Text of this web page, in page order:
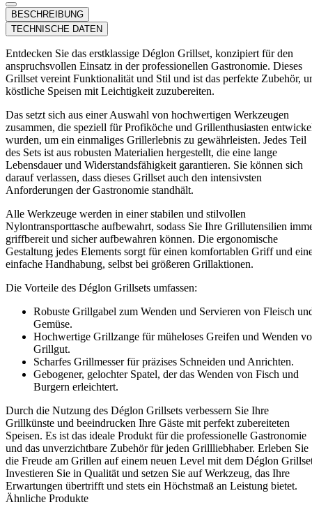
BESCHREIBUNG
TECHNISCHE DATEN
Entdecken Sie das erstklassige Déglon Grillset, konzipiert für den
anspruchsvollen Einsatz in der professionellen Gastronomie. Dieses
Grillset vereint Funktionalität und Stil und ist das perfekte Zubehör,
köstliche Speisen mit Leichtigkeit zuzubereiten.
Das setzt sich aus einer Auswahl von hochwertigen Werkzeugen
zusammen, die speziell für Profiköche und Grillenthusiasten
wurden, um ein einmaliges Grillerlebnis zu gewährleisten. Jedes Teil
des Sets ist aus robusten Materialien hergestellt, die eine lange
Lebensdauer und Widerstandsfähigkeit garantieren. Sie können sich
darauf verlassen, dass dieses Grillset auch den intensivsten
Anforderungen der Gastronomie standhält.
Alle Werkzeuge werden in einer stabilen und stilvollen
Nylontransporttasche aufbewahrt, sodass Sie Ihre Grillutensilien
griffbereit und sicher aufbewahren können. Die ergonomische
Gestaltung jedes Elements sorgt für einen komfortablen Griff und
einfache Handhabung, selbst bei größeren Grillaktionen.
Die Vorteile des Déglon Grillsets umfassen:
Robuste Grillgabel zum Wenden und Servieren von Fleisch
Gemüse.
Hochwertige Grillzange für müheloses Greifen und Wenden
Grillgut.
Scharfes Grillmesser für präzises Schneiden und Anrichten.
Gebogener, gelochter Spatel, der das Wenden von Fisch und
Burgern erleichtert.
Durch die Nutzung des Déglon Grillsets verbessern Sie Ihre
Grillkünste und beeindrucken Ihre Gäste mit perfekt zubereiteten
Speisen. Es ist das ideale Produkt für die professionelle Gastronomie
und das unverzichtbare Zubehör für jeden Grillliebhaber. Erleben Sie
die Freude am Grillen auf einem neuen Level mit dem Déglon
Investieren Sie in Qualität und setzen Sie auf Werkzeug, das Ihre
Erwartungen übertrifft und stets ein Höchstmaß an Leistung bietet.
Ähnliche Produkte